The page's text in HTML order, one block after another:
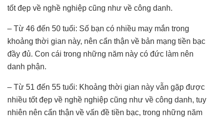
tốt đẹp về nghề nghiệp cũng như về công danh.
– Từ 46 đến 50 tuổi: Số bạn có nhiều may mắn trong
khoảng thời gian này, nên cẩn thận về bản mạng tiền bạc
đầy đủ. Con cái trong những năm này có đức làm nên
danh phận.
– Từ 51 đến 55 tuổi: Khoảng thời gian này vẫn gặp được
nhiều tốt đẹp về nghề nghiệp cũng như về công danh, tuy
nhiên nên cẩn thận về vấn đề tiền bạc, trong những năm